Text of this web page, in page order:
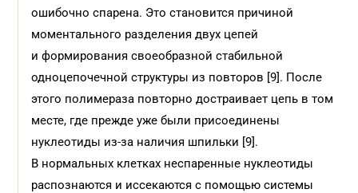
ошибочно спарена. Это становится причиной
моментального разделения двух цепей
и формирования своеобразной стабильной
одноцепочечной структуры из повторов [9]. После
этого полимераза повторно достраивает цепь в том
месте, где прежде уже были присоединены
нуклеотиды из-за наличия шпильки [9].
В нормальных клетках неспаренные нуклеотиды
распознаются и иссекаются с помощью системы